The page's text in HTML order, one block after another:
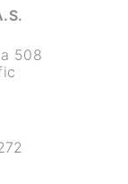
508